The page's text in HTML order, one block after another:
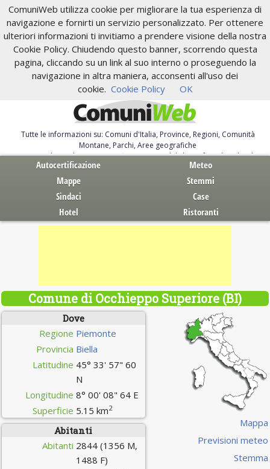
ComuniWeb utilizza cookie per migliorare la tua esperienza di
navigazione e fornirti un servizio personalizzato. Per ottenere
ulteriori informazioni ti invitiamo a prendere visione della nostra
Cookie Policy. Chiudendo questo banner, scorrendo questa
pagina, cliccando su un link al suo interno o proseguendo la
navigazione in altra maniera, acconsenti all'uso dei
cookie. Cookie Policy OK
Tutte le informazioni su: Comuni d'Italia, Province, Regioni, Comunità
Montane, Parchi, Aree geografiche
Servizi al Cittadino. Autocertificazione, moduli, leggi, free download
Autocertificazione
Meteo
Mappe
Stemmi
Sindaci
Case
Hotel
Ristoranti
Comune di Occhieppo Superiore (BI)
Dove
Regione Piemonte
Provincia Biella
Latitudine 45° 33' 57" 60
N
Longitudine 8° 00' 08" 64 E
Superficie 5.15 km2
Abitanti
Abitanti 2844 (1356 M,
1488 F)
Mappa
Previsioni meteo
Stemma